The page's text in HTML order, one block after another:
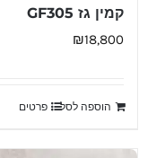
קמין גז GF305
₪18,800
הוספה לסל פרטים